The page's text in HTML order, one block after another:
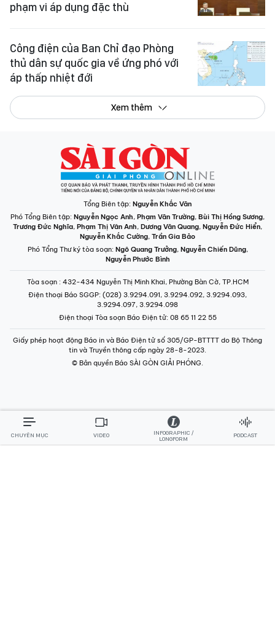
phạm vi áp dụng đặc thù
Công điện của Ban Chỉ đạo Phòng
thủ dân sự quốc gia về ứng phó với
áp thấp nhiệt đới
Xem thêm
Tổng Biên tập: Nguyễn Khắc Văn
Phó Tổng Biên tập: Nguyễn Ngọc Anh, Phạm Văn Trường, Bùi Thị Hồng Sương,
Trương Đức Nghĩa, Phạm Thị Vân Anh, Dương Văn Quang, Nguyễn Đức Hiển,
Nguyễn Khắc Cường, Trần Gia Bảo
Phó Tổng Thư ký tòa soạn: Ngô Quang Trưởng, Nguyễn Chiến Dũng,
Nguyễn Phước Bình
Tòa soạn : 432-434 Nguyễn Thị Minh Khai, Phường Bàn Cờ, TP.HCM
Điện thoại Báo SGGP: (028) 3.9294.091, 3.9294.092, 3.9294.093,
3.9294.097, 3.9294.098
Điện thoại Tòa soạn Báo Điện tử: 08 65 11 22 55
Giấy phép hoạt động Báo in và Báo Điện tử số 305/GP-BTTTT do Bộ Thông
tin và Truyền thông cấp ngày 28-8-2023.
© Bản quyền Báo SÀI GÒN GIẢI PHÓNG.
CHUYÊN MỤC VIDEO
INFOGRAPHIC /
LONGFORM
PODCAST